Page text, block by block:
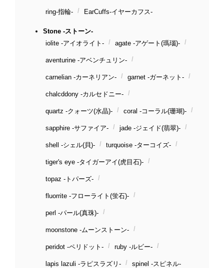
ring-指輪- EarCuffs-イヤーカフス-
Stone -ストーン-
iolite -アイオライト-
agate -アゲート(瑪瑙)-
aventurine -アベンチュリン-
carnelian -カーネリアン- garnet -ガーネット-
chalcddony -カルセドニー-
quartz -クォーツ(水晶)- coral -コーラル(珊瑚)-
sapphire -サファイア- jade -ジェイド(翡翠)-
shell -シェル(貝)- turquoise -ターコイズ-
tiger's eye -タイガーアイ(虎目石)-
topaz -トパーズ-
fluorrite -フローライト(蛍石)-
perl -パール(真珠)-
moonstone -ムーンストーン-
peridot -ペリドット- ruby -ルビー-
lapis lazuli -ラピスラズリ- spinel -スピネル-